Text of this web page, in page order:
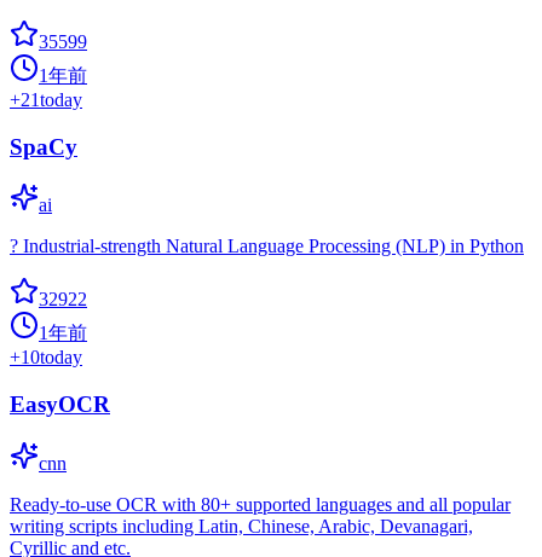
35599
1年前
+21today
SpaCy
ai
? Industrial-strength Natural Language Processing (NLP) in Python
32922
1年前
+10today
EasyOCR
cnn
Ready-to-use OCR with 80+ supported languages and all popular
writing scripts including Latin, Chinese, Arabic, Devanagari,
Cyrillic and etc.